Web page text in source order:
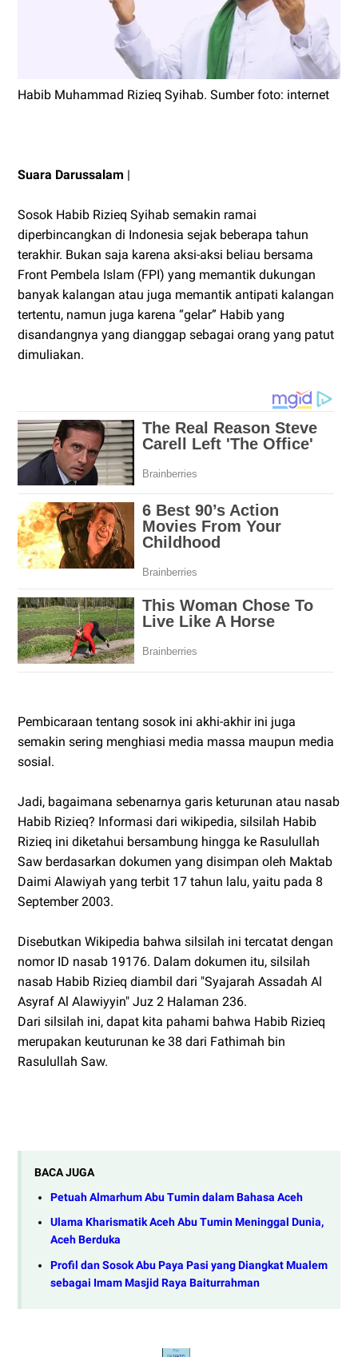
Habib Muhammad Rizieq Syihab. Sumber foto: internet
Suara Darussalam |
Sosok Habib Rizieq Syihab semakin ramai
diperbincangkan di Indonesia sejak beberapa tahun
terakhir. Bukan saja karena aksi-aksi beliau bersama
Front Pembela Islam (FPI) yang memantik dukungan
banyak kalangan atau juga memantik antipati kalangan
tertentu, namun juga karena “gelar” Habib yang
disandangnya yang dianggap sebagai orang yang patut
dimuliakan.
Pembicaraan tentang sosok ini akhi-akhir ini juga
semakin sering menghiasi media massa maupun media
sosial.
Jadi, bagaimana sebenarnya garis keturunan atau nasab
Habib Rizieq? Informasi dari wikipedia, silsilah Habib
Rizieq ini diketahui bersambung hingga ke Rasulullah
Saw berdasarkan dokumen yang disimpan oleh Maktab
Daimi Alawiyah yang terbit 17 tahun lalu, yaitu pada 8
September 2003.
Disebutkan Wikipedia bahwa silsilah ini tercatat dengan
nomor ID nasab 19176. Dalam dokumen itu, silsilah
nasab Habib Rizieq diambil dari "Syajarah Assadah Al
Asyraf Al Alawiyyin" Juz 2 Halaman 236.
Dari silsilah ini, dapat kita pahami bahwa Habib Rizieq
merupakan keuturunan ke 38 dari Fathimah bin
Rasulullah Saw.
BACA JUGA
Petuah Almarhum Abu Tumin dalam Bahasa Aceh
Ulama Kharismatik Aceh Abu Tumin Meninggal Dunia,
Aceh Berduka
Profil dan Sosok Abu Paya Pasi yang Diangkat Mualem
sebagai Imam Masjid Raya Baiturrahman